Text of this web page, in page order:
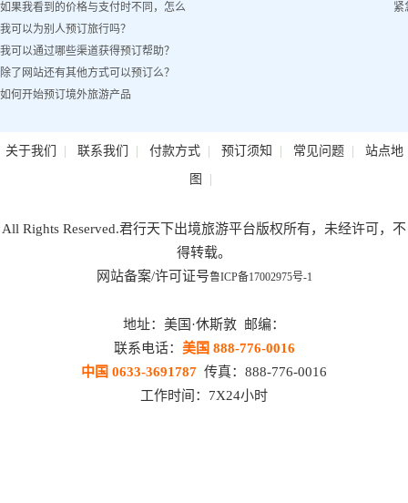
如果我看到的价格与支付时不同，怎么
办？
我可以为别人预订旅行吗？
我可以通过哪些渠道获得预订帮助？
除了网站还有其他方式可以预订么？
如何开始预订境外旅游产品
紧
关于我们 | 联系我们 | 付款方式| 预订须知 | 常见问题| 站点地
图 |
All Rights Reserved.君行天下出境旅游平台版权所有，未经许可，不
得转载。
网站备案/许可证号鲁ICP备17002975号-1
地址：美国·休斯敦 邮编：
联系电话： 美国 888-776-0016
中国 0633-3691787 传真：888-776-0016
工作时间：7X24小时